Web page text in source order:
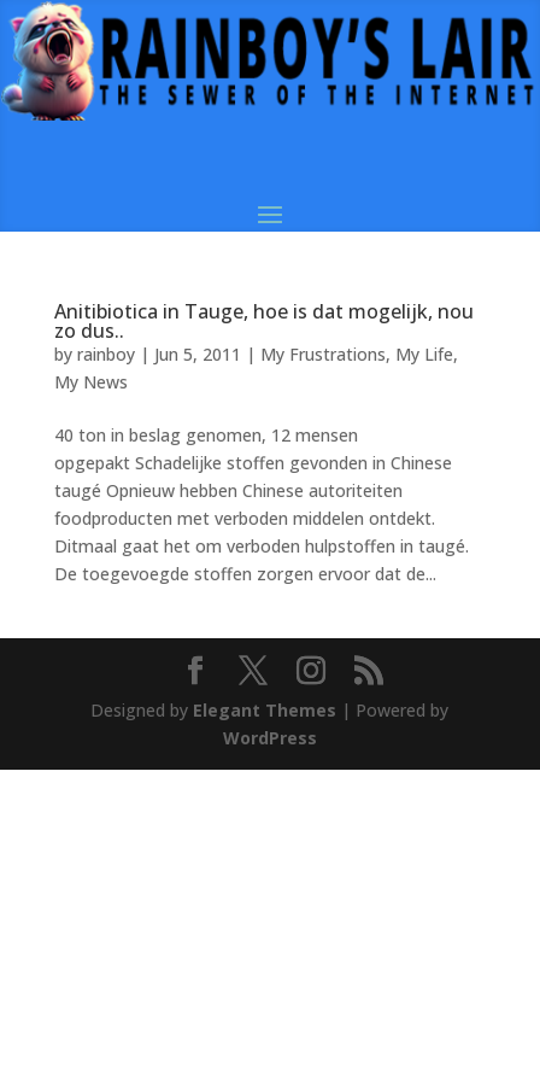
Anitibiotica in Tauge, hoe is dat mogelijk, nou
zo dus..
by rainboy| Jun 5, 2011 | My Frustrations, My Life,
My News
40 ton in beslag genomen, 12 mensen
opgepakt Schadelijke stoffen gevonden in Chinese
taugé Opnieuw hebben Chinese autoriteiten
foodproducten met verboden middelen ontdekt.
Ditmaal gaat het om verboden hulpstoffen in taugé.
De toegevoegde stoffen zorgen ervoor dat de...
Designed by Elegant Themes | Powered by
WordPress